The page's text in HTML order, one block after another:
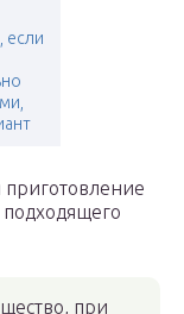
если
при